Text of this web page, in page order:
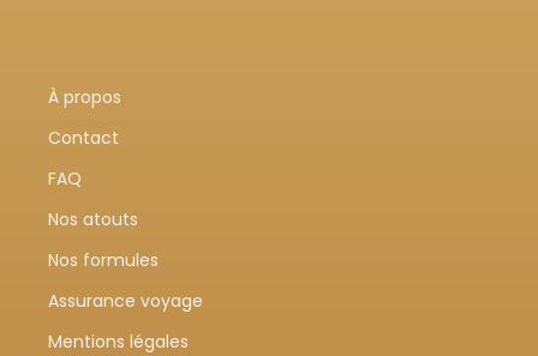
À propos
Contact
FAQ
Nos atouts
Nos formules
Assurance voyage
Mentions légales